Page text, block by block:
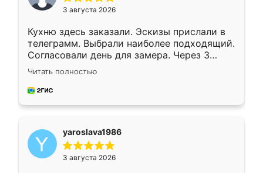
3 августа 2026
Кухню здесь заказали. Эскизы прислали в
телеграмм. Выбрали наиболее подходящий.
Согласовали день для замера. Через 3
недели кухня была уже готова. Остались
довольны работой. Спасибо Ренессанс
мебель за качественную работу!
Читать полностью
yaroslava1986
3 августа 2026